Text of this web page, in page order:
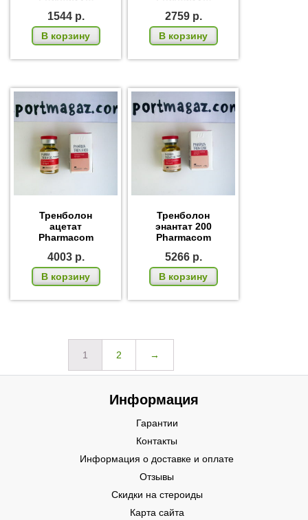
1544 р.
В корзину
2759 р.
В корзину
Тренболон
ацетат
Pharmacom
4003 р.
В корзину
Тренболон
энантат 200
Pharmacom
5266 р.
В корзину
1 2 →
Информация
Гарантии
Контакты
Информация о доставке и оплате
Отзывы
Скидки на стероиды
Карта сайта